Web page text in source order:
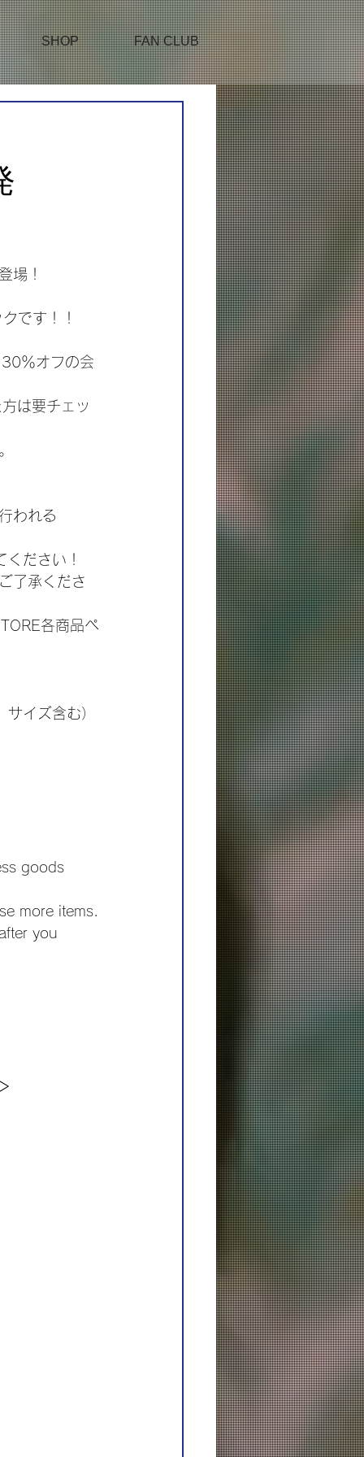
SHOP FAN CLUB
場！
です！！
％オフの会
は要チェッ
われる
ださい！
了承くださ
各商品ペ
イズ含む）
goods
more items.
you